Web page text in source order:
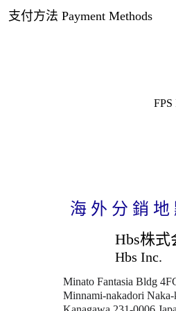
支付方法 Payment Methods
FPS
海 外 分 銷 地
Hbs株式
Hbs Inc.
Minato Fantasia
Minnami-nakadori Naka-